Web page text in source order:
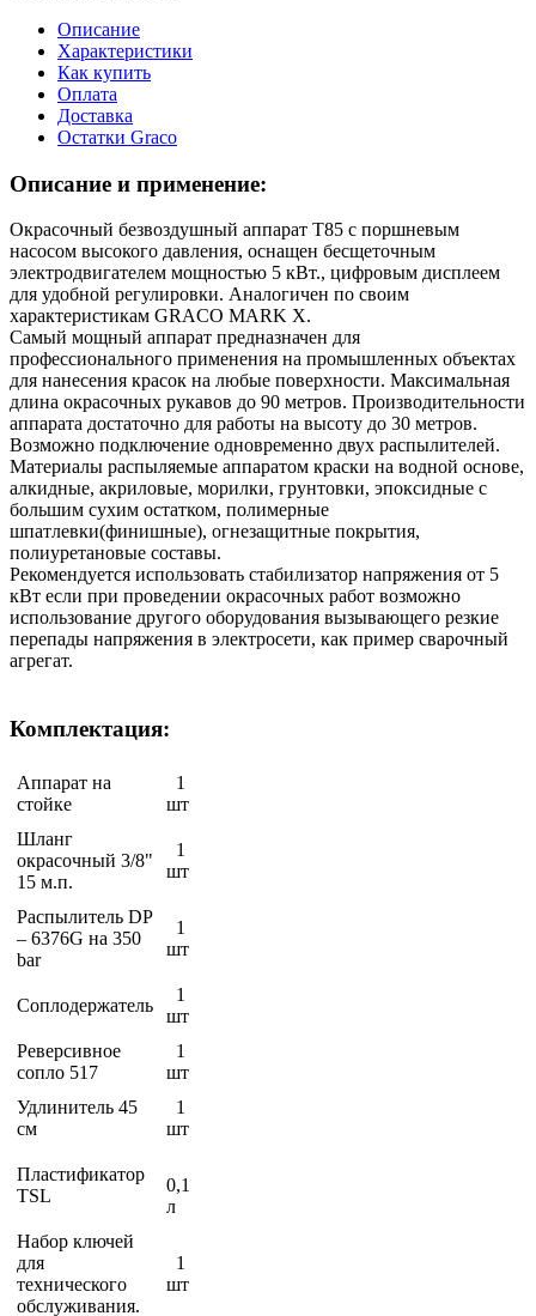
Описание
Характеристики
Как купить
Оплата
Доставка
Остатки Graco
Описание и применение:
Окрасочный безвоздушный аппарат Т85 с поршневым
насосом высокого давления, оснащен бесщеточным
электродвигателем мощностью 5 кВт., цифровым дисплеем
для удобной регулировки. Аналогичен по своим
характеристикам GRACO MARK X.
Самый мощный аппарат предназначен для
профессионального применения на промышленных объектах
для нанесения красок на любые поверхности. Максимальная
длина окрасочных рукавов до 90 метров. Производительности
аппарата достаточно для работы на высоту до 30 метров.
Возможно подключение одновременно двух распылителей.
Материалы распыляемые аппаратом краски на водной основе,
алкидные, акриловые, морилки, грунтовки, эпоксидные с
большим сухим остатком, полимерные
шпатлевки(финишные), огнезащитные покрытия,
полиуретановые составы.
Рекомендуется использовать стабилизатор напряжения от 5
кВт если при проведении окрасочных работ возможно
использование другого оборудования вызывающего резкие
перепады напряжения в электросети, как пример сварочный
агрегат.
Комплектация:
Аппарат на
стойке
1
шт
Шланг
окрасочный 3/8"
15 м.п.
1
шт
Распылитель DP
– 6376G на 350
bar
1
шт
Соплодержатель
1
шт
Реверсивное
сопло 517
1
шт
Удлинитель 45
см
1
шт
Пластификатор
TSL
0,1
л
Набор ключей
для
технического
обслуживания.
1
шт